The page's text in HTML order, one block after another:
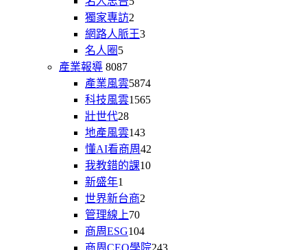
獨家專訪2
網路人脈王3
名人圈 5
產業報導 8087
產業風雲5874
科技風雲1565
壯世代28
地產風雲143
懂AI看商周42
我教錯的課10
新盛年1
世界新台商2
管理線上70
商周ESG104
商周CEO學院243